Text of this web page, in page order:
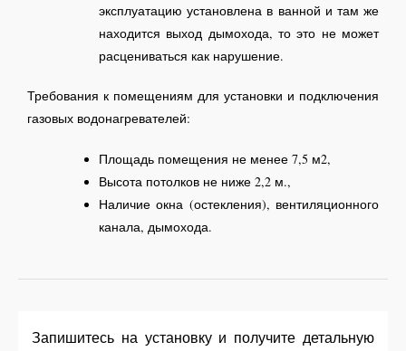
эксплуатацию установлена в ванной и там же
находится выход дымохода, то это не может
расцениваться как нарушение.
Требования к помещениям для установки и подключения
газовых водонагревателей:
Площадь помещения не менее 7,5 м2,
Высота потолков не ниже 2,2 м.,
Наличие окна (остекления), вентиляционного
канала, дымохода.
Запишитесь на установку и получите детальную